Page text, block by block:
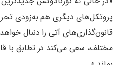
پروتکل‌های دیگری هم به‌زودی
قانون‌گذاری‌های آتی را دنبال
مختلف، سعی می‌کند در تطابق با